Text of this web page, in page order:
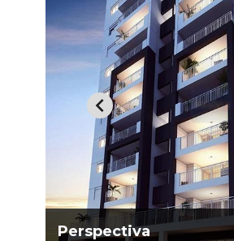
Perspectiva